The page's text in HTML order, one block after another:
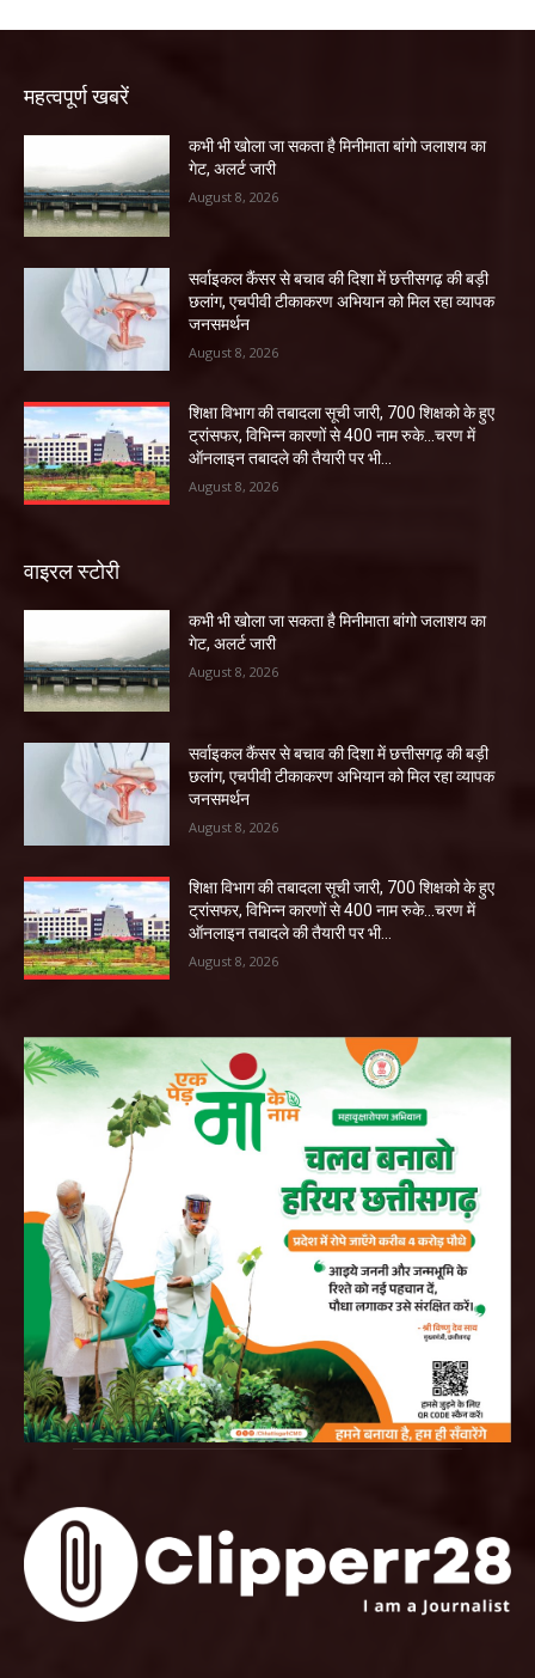
महत्वपूर्ण खबरें
कभी भी खोला जा सकता है मिनीमाता बांगो जलाशय का
गेट, अलर्ट जारी
August 8, 2026
सर्वाइकल कैंसर से बचाव की दिशा में छत्तीसगढ़ की बड़ी
छलांग, एचपीवी टीकाकरण अभियान को मिल रहा व्यापक
जनसमर्थन
August 8, 2026
शिक्षा विभाग की तबादला सूची जारी, 700 शिक्षको के हुए
ट्रांसफर, विभिन्न कारणों से 400 नाम रुके…चरण में
ऑनलाइन तबादले की तैयारी पर भी...
August 8, 2026
वाइरल स्टोरी
कभी भी खोला जा सकता है मिनीमाता बांगो जलाशय का
गेट, अलर्ट जारी
August 8, 2026
सर्वाइकल कैंसर से बचाव की दिशा में छत्तीसगढ़ की बड़ी
छलांग, एचपीवी टीकाकरण अभियान को मिल रहा व्यापक
जनसमर्थन
August 8, 2026
शिक्षा विभाग की तबादला सूची जारी, 700 शिक्षको के हुए
ट्रांसफर, विभिन्न कारणों से 400 नाम रुके…चरण में
ऑनलाइन तबादले की तैयारी पर भी...
August 8, 2026